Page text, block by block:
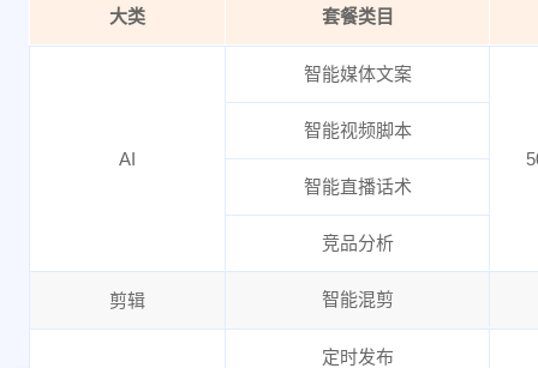
大类 套餐类目
AI
智能媒体文案
智能视频脚本
智能直播话术
竞品分析
剪辑 智能混剪
定时发布